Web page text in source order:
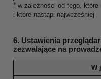
* w zależności od tego,
i które nastąpi najwcześniej
6. Ustawienia
zezwalające na
W